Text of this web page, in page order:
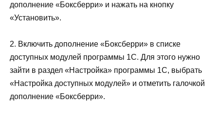
дополнение «Боксберри» и нажать на кнопку
«Установить».
2. Включить дополнение «Боксберри» в списке
доступных модулей программы 1С. Для этого нужно
зайти в раздел «Настройка» программы 1С, выбрать
«Настройка доступных модулей» и отметить галочкой
дополнение «Боксберри».